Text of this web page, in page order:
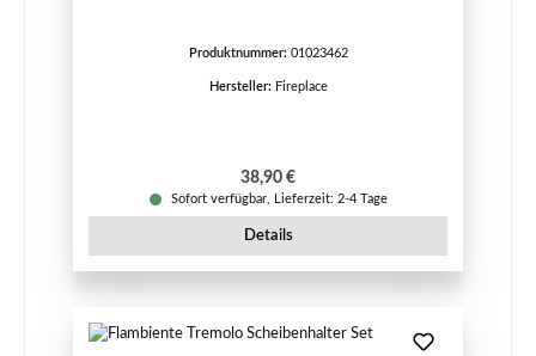
Produktnummer: 01023462
Hersteller: Fireplace
Regulärer Preis:
38,90 €
Sofort verfügbar, Lieferzeit: 2-4 Tage
Details